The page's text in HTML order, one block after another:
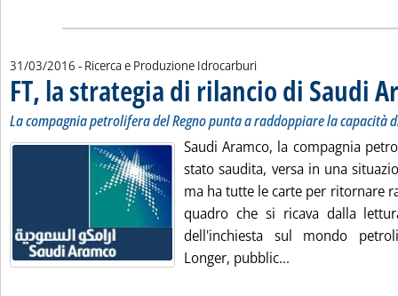
31/03/2016 - Ricerca e Produzione Idrocarburi
FT, la strategia di rilancio di Saudi
La compagnia petrolifera del Regno punta a raddoppiare la capacità
Saudi Aramco, la compagnia
stato saudita, versa in una
ma ha tutte le carte per ritornare
quadro che si ricava dalla
dell'inchiesta sul mondo
Longer, pubblic...